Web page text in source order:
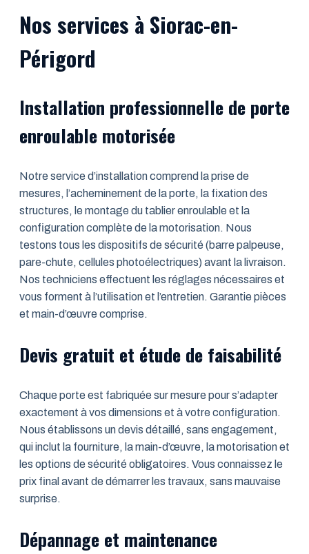
Nos services à Siorac-en-
Périgord
Installation professionnelle de porte
enroulable motorisée
Notre service d’installation comprend la prise de
mesures, l’acheminement de la porte, la fixation des
structures, le montage du tablier enroulable et la
configuration complète de la motorisation. Nous
testons tous les dispositifs de sécurité (barre palpeuse,
pare-chute, cellules photoélectriques) avant la livraison.
Nos techniciens effectuent les réglages nécessaires et
vous forment à l’utilisation et l’entretien. Garantie pièces
et main-d’œuvre comprise.
Devis gratuit et étude de faisabilité
Chaque porte est fabriquée sur mesure pour s’adapter
exactement à vos dimensions et à votre configuration.
Nous établissons un devis détaillé, sans engagement,
qui inclut la fourniture, la main-d’œuvre, la motorisation et
les options de sécurité obligatoires. Vous connaissez le
prix final avant de démarrer les travaux, sans mauvaise
surprise.
Dépannage et maintenance